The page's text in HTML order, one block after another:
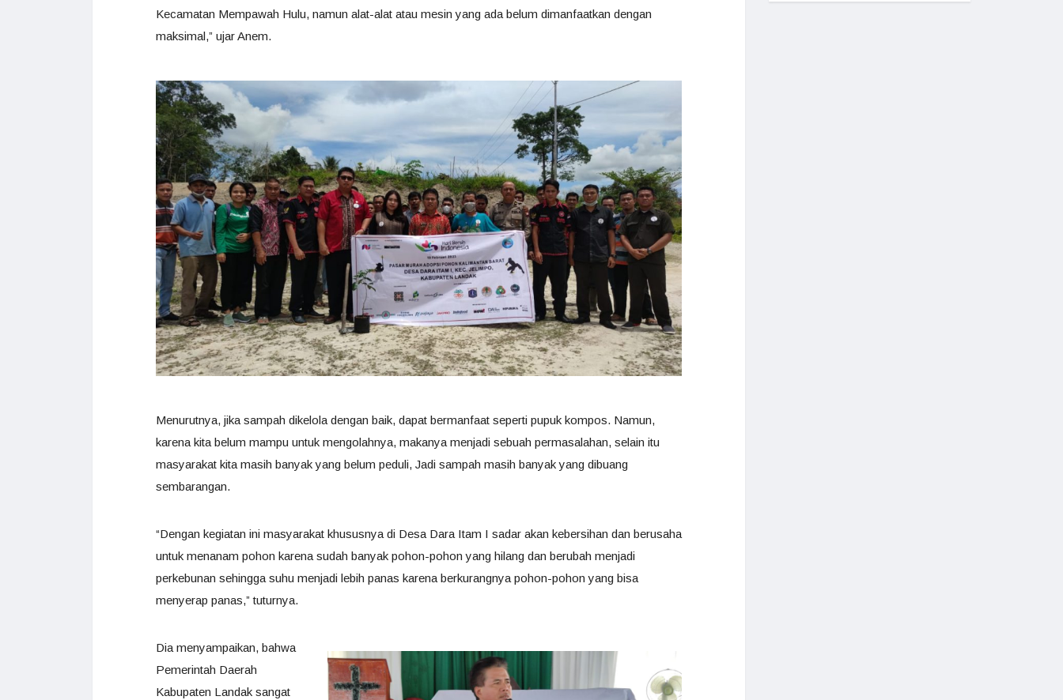
Kecamatan Mempawah Hulu, namun alat-alat atau mesin yang ada belum dimanfaatkan dengan
maksimal,” ujar Anem.
Menurutnya, jika sampah dikelola dengan baik, dapat bermanfaat seperti pupuk kompos. Namun,
karena kita belum mampu untuk mengolahnya, makanya menjadi sebuah permasalahan, selain itu
masyarakat kita masih banyak yang belum peduli, Jadi sampah masih banyak yang dibuang
sembarangan.
“Dengan kegiatan ini masyarakat khususnya di Desa Dara Itam I sadar akan kebersihan dan berusaha
untuk menanam pohon karena sudah banyak pohon-pohon yang hilang dan berubah menjadi
perkebunan sehingga suhu menjadi lebih panas karena berkurangnya pohon-pohon yang bisa
menyerap panas,” tuturnya.
Dia menyampaikan, bahwa
Pemerintah Daerah
Kabupaten Landak sangat